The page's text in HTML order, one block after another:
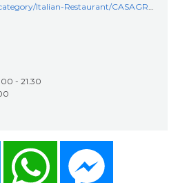
Restaurant/CASAGRANDE-307230662627789
- 21.30
Twitter